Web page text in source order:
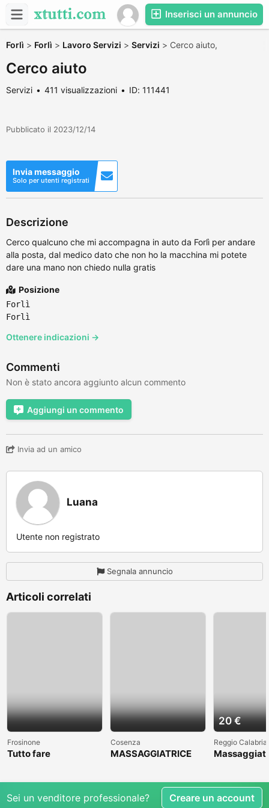
Inserisci un annuncio
Forlì > Forlì > Lavoro Servizi > Servizi > Cerco aiuto,
Cerco aiuto
Servizi 411 visualizzazioni ID: 111441
Pubblicato il 2023/12/14
Invia messaggio
Solo per utenti registrati
Descrizione
Cerco qualcuno che mi accompagna in auto da Forlì per andare
alla posta, dal medico dato che non ho la macchina mi potete
dare una mano non chiedo nulla gratis
Posizione
Forlì
Forlì
Ottenere indicazioni →
Commenti
Non è stato ancora aggiunto alcun commento
Aggiungi un commento
Invia ad un amico
Luana
Utente non registrato
Segnala annuncio
Articoli correlati
Frosinone
Tutto fare
Cosenza
MASSAGGIATRICE
20 €
Reggio Calabria
Sei un venditore professionale? Creare un account